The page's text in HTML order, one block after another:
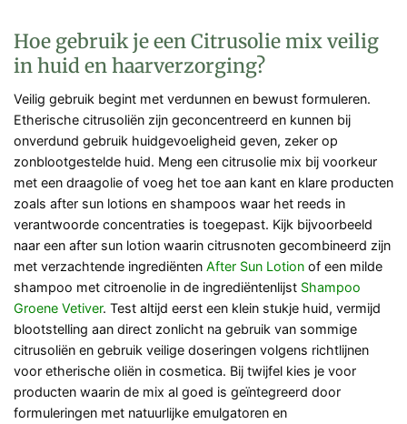
Hoe gebruik je een Citrusolie mix veilig
in huid en haarverzorging?
Veilig gebruik begint met verdunnen en bewust formuleren.
Etherische citrusoliën zijn geconcentreerd en kunnen bij
onverdund gebruik huidgevoeligheid geven, zeker op
zonblootgestelde huid. Meng een citrusolie mix bij voorkeur
met een draagolie of voeg het toe aan kant en klare producten
zoals after sun lotions en shampoos waar het reeds in
verantwoorde concentraties is toegepast. Kijk bijvoorbeeld
naar een after sun lotion waarin citrusnoten gecombineerd zijn
met verzachtende ingrediënten After Sun Lotion of een milde
shampoo met citroenolie in de ingrediëntenlijst Shampoo
Groene Vetiver. Test altijd eerst een klein stukje huid, vermijd
blootstelling aan direct zonlicht na gebruik van sommige
citrusoliën en gebruik veilige doseringen volgens richtlijnen
voor etherische oliën in cosmetica. Bij twijfel kies je voor
producten waarin de mix al goed is geïntegreerd door
formuleringen met natuurlijke emulgatoren en